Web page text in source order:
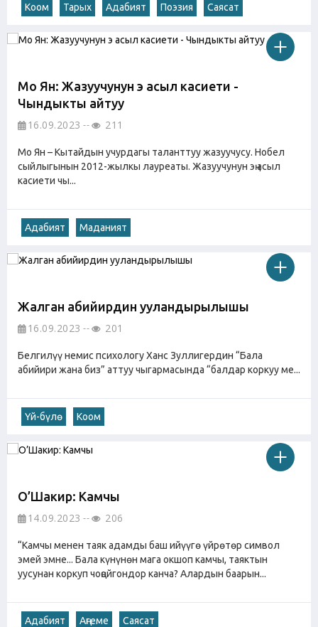
Коом Тарых Адабият Поэзия Саясат
Мо Ян: Жазуучунун эң асыл касиети -
Чындыкты айтуу
16.09.2023 211
Мо Ян – Кытайдын учурдагы таланттуу жазуучусу. Нобел
сыйлыгынын 2012-жылкы лауреаты. Жазуучунун эң асыл
касиети чы...
Адабият Маданият
Жалган абийирдин ууландырылышы
16.09.2023 201
Белгилүү немис психологу Ханс Зуллигердин “Бала
абийири жана биз” аттуу чыгармасында “балдар коркуу ме...
Үй-бүлө Коом
О’Шакир: Камчы
14.09.2023 206
“Камчы менен таяк адамды баш ийүүгө үйрөтөр символ
эмей эмне... Бала күнүнөн мага окшоп камчы, таяктын
уусунан коркуп чоңойгондор канча? Алардын баарын...
Адабият Аңгеме Саясат